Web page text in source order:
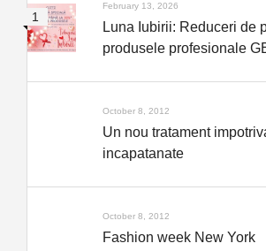
February 13, 2026
Luna Iubirii: Reduceri de
produsele profesionale
October 8, 2012
Un nou tratament
incapatanate
October 8, 2012
Fashion week New York